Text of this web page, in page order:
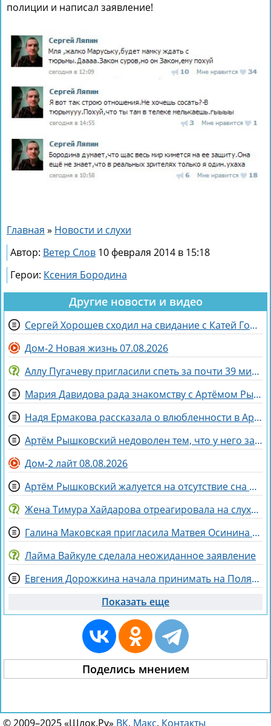
полиции и написал заявление!
Главная » Новости и слухи
Автор: Ветер Слов 10 февраля 2014 в 15:18
Герои: Ксения Бородина
Другие новости и видео
Сергей Хорошев сходил на свидание с Катей Гориной
Дом-2 Новая жизнь 07.08.2026
Аллу Пугачеву пригласили спеть за почти 39 миллионов рублей
Мария Давидова рада знакомству с Артёмом Рышковским на доме 2
Надя Ермакова рассказала о влюбленности в Артёма Рышковского
Артём Рышковский недоволен тем, что у него забрали баллы в конкурсе "Человек года"
Дом-2 лайт 08.08.2026
Артём Рышковский жалуется на отсутствие сна из-за Нади Ермаковой
Жена Тимура Хайдарова отреагировала на слухи о колдовстве
Галина Маковская пригласила Матвея Осинина на стендап
Лайма Вайкуле сделала неожиданное заявление
Евгения Дорожкина начала принимать на Поляне первых клиенток
Показать еще
Поделись мнением
© 2009–2025 «Шлок.Ру» ВК, Макс. Контакты